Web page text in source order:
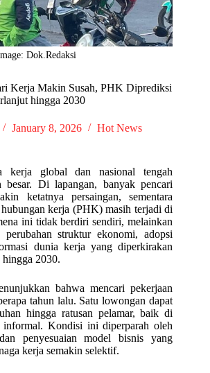
Dok.Redaksi
Kerja Makin Susah, PHK Diprediksi
hingga 2030
January 8, 2026 Hot News
kerja global dan nasional tengah
besar. Di lapangan, banyak pencari
ketatnya persaingan, sementara
kerja (PHK) masih terjadi di
ini tidak berdiri sendiri, melainkan
perubahan struktur ekonomi, adopsi
dunia kerja yang diperkirakan
hingga 2030.
bahwa mencari pekerjaan
tahun lalu. Satu lowongan dapat
hingga ratusan pelamar, baik di
informal. Kondisi ini diperparah oleh
penyesuaian model bisnis yang
kerja semakin selektif.